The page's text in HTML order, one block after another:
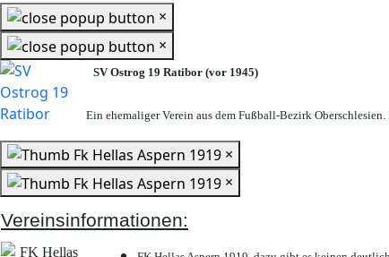
×
×
SV Ostrog 19 Ratibor (vor 1945)
Ein ehemaliger Verein aus dem Fußball-Bezirk Oberschlesien.
×
×
Vereinsinformationen: